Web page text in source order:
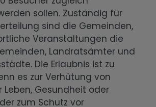
sollen. Zuständig für
sind die Gemeinden,
Veranstaltungen die
Landratsämter und
Die Erlaubnis ist zu
es zur Verhütung von
Leben, Gesundheit oder
zum Schutz vor